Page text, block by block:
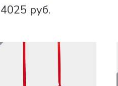
4025 руб.